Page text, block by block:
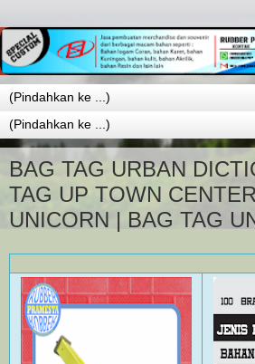
BAG TAG URBAN
TAG UP TOWN
UNICORN | BAG TAG